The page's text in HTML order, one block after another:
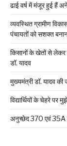
ढाई वर्ष में मंजूर हुई हैं
व्यवस्थित ग्रामीण
पंचायतों को सशक्त
किसानों के खेतों से लेकर
डॉ. यादव
मुख्यमंत्री डॉ. यादव की
विद्यार्थियों के चेहरे पर
अनुच्छेद 370 एवं 35A